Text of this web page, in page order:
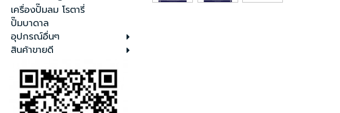
เครื่องปั๊มลม โรตารี่
ปั๊มบาดาล
อุปกรณ์อื่นๆ
สินค้าขายดี